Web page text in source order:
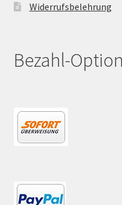
Widerrufsbelehrung
Bezahl-